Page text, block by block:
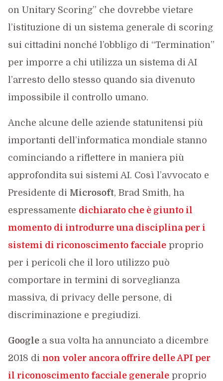
on Unitary Scoring” che dovrebbe vietare
l’istituzione di un sistema generale di scoring
sui cittadini nonché l’obbligo di “Termination”
per imporre a chi utilizza un sistema di AI
l’arresto dello stesso quando sia divenuto
impossibile il controllo umano.
Anche alcune delle aziende statunitensi più
importanti dell’informatica mondiale stanno
cominciando a riflettere in maniera più
approfondita sui sistemi AI. Così l’avvocato e
Presidente di Microsoft, Brad Smith, ha
espressamente dichiarato che è giunto il
momento di introdurre una disciplina per i
sistemi di riconoscimento faccialeproprio
per i pericoli che il loro utilizzo può
comportare in termini di sorveglianza
massiva, di privacy delle persone, di
discriminazione e pregiudizi.
Googlea sua volta ha annunciato a dicembre
2018 di non voler ancora offrire delle API per
il riconoscimento facciale generaleproprio